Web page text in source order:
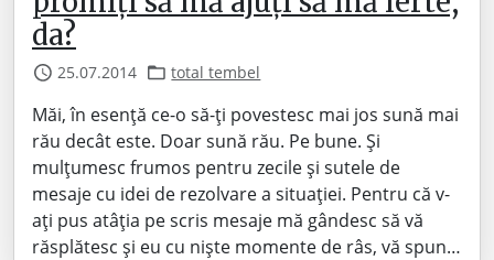
da?
25.07.2014 total tembel
Măi, în esență ce-o să-ți povestesc mai jos sună mai
rău decât este. Doar sună rău. Pe bune. Și
mulțumesc frumos pentru zecile și sutele de
mesaje cu idei de rezolvare a situației. Pentru că v-
ați pus atâția pe scris mesaje mă gândesc să vă
răsplătesc și eu cu niște momente de râs, vă spun…